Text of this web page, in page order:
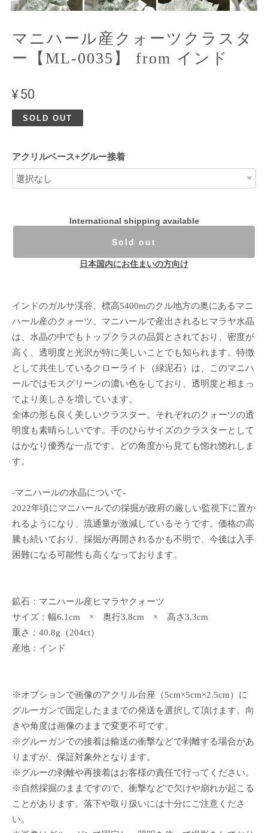
マニハール産クォーツクラスタ
ー【ML-0035】 from インド
¥50
SOLD OUT
アクリルベース+グルー接着
International shipping available
Sold out
日本国内にお住まいの方向け
インドのガルサ渓谷、標高5400mのクル地方の奥にあるマニ
ハール産のクォーツ。マニハールで産出されるヒマラヤ水晶
は、水晶の中でもトップクラスの品質とされており、密度が
高く、透明度と光沢が特に美しいことでも知られます。特徴
として共生しているクローライト（緑泥石）は、このマニハ
ールではモスグリーンの濃い色をしており、透明度と相まっ
てより美しさを増しています。
全体の形も良く美しいクラスター。それぞれのクォーツの透
明度も素晴らしいです。手のひらサイズのクラスターとして
はかなり優秀な一点です。どの角度から見ても惚れ惚れしま
す。
-マニハールの水晶について-
2022年頃にマニハールでの採掘が政府の厳しい監視下に置か
れるようになり、流通量が激減しているそうです。価格の高
騰も続いており、採掘が再開されるかも不明で、今後は入手
困難になる可能性も高くなっております。
鉱石：マニハール産ヒマラヤクォーツ
サイズ：幅6.1cm × 奥行3.8cm × 高さ3.3cm
重さ：40.8g（204ct）
産地：インド
※オプションで画像のアクリル台座（5cm×5cm×2.5cm）に
グルーガンで固定したままでの発送を選択して頂けます。向
きや角度は画像のままで変更不可です。
※グルーガンでの接着は輸送の衝撃などで剥離する場合があ
りますが、保証対象外となります。
※グルーの剥離や再接着はお客様の責任で行ってください。
※自然採掘のままですので、衝撃などで欠けや崩れが起こる
ことがあります。落下や取り扱いには十分にご注意くださ
い。